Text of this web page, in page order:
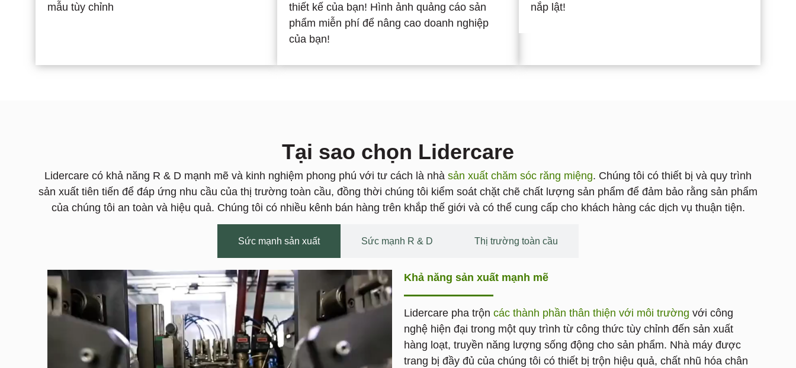
mẫu tùy chỉnh
thiết kế của bạn! Hình ảnh quảng cáo sản
phẩm miễn phí để nâng cao doanh nghiệp
của bạn!
nắp lật!
Tại sao chọn Lidercare
Lidercare có khả năng R & D mạnh mẽ và kinh nghiệm phong phú với tư cách là nhà sản xuất chăm sóc răng miệng. Chúng tôi có thiết bị và quy trình
sản xuất tiên tiến để đáp ứng nhu cầu của thị trường toàn cầu, đồng thời chúng tôi kiểm soát chặt chẽ chất lượng sản phẩm để đảm bảo rằng sản phẩm
của chúng tôi an toàn và hiệu quả. Chúng tôi có nhiều kênh bán hàng trên khắp thế giới và có thể cung cấp cho khách hàng các dịch vụ thuận tiện.
Sức mạnh sản xuất Sức mạnh R & D Thị trường toàn cầu
Khả năng sản xuất mạnh mẽ
Lidercare pha trộn các thành phần thân thiện với môi trường với công
nghệ hiện đại trong một quy trình từ công thức tùy chỉnh đến sản xuất
hàng loạt, truyền năng lượng sống động cho sản phẩm. Nhà máy được
trang bị đầy đủ của chúng tôi có thiết bị trộn hiệu quả, chất nhũ hóa chân